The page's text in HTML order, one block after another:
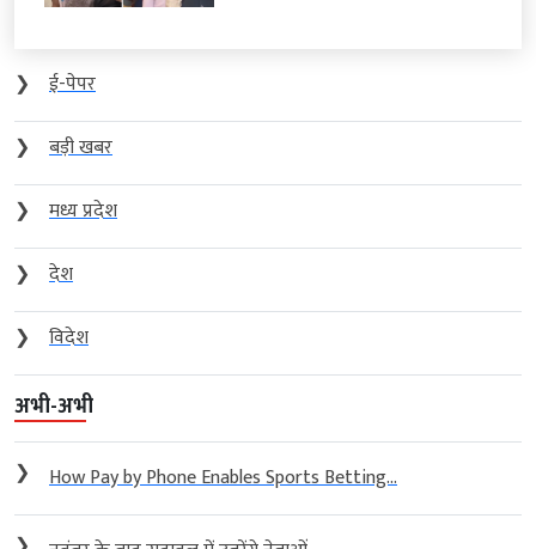
❯
ई-पेपर
❯
बड़ी खबर
❯
मध्य प्रदेश
❯
देश
❯
विदेश
अभी-अभी
❯ How Pay by Phone Enables Sports Betting...